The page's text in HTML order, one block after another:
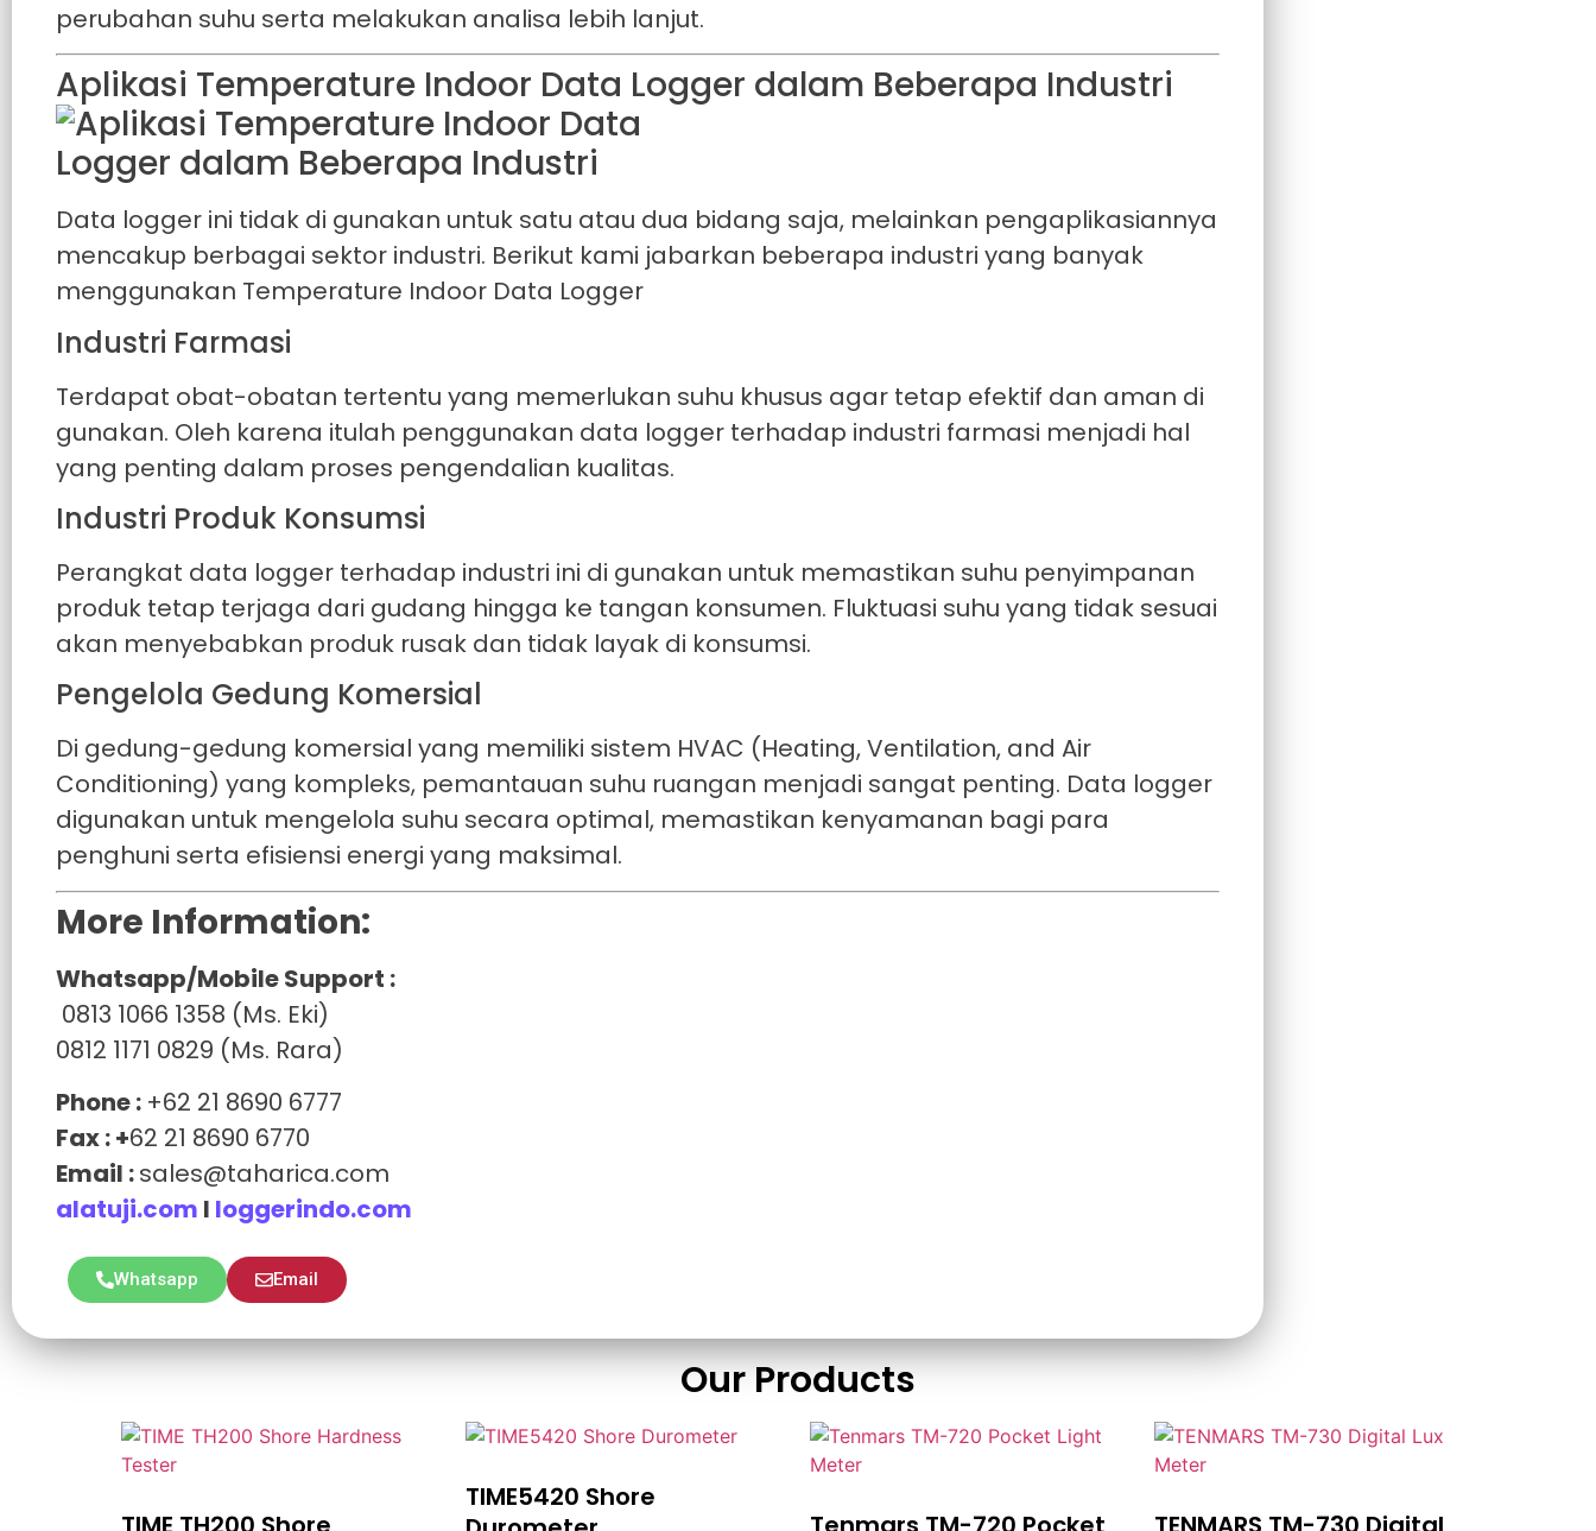
perubahan suhu serta melakukan analisa lebih lanjut.
Aplikasi Temperature Indoor Data Logger dalam Beberapa Industri
Data logger ini tidak di gunakan untuk satu atau dua bidang saja, melainkan pengaplikasiannya
mencakup berbagai sektor industri. Berikut kami jabarkan beberapa industri yang banyak
menggunakan Temperature Indoor Data Logger
Industri Farmasi
Terdapat obat-obatan tertentu yang memerlukan suhu khusus agar tetap efektif dan aman di
gunakan. Oleh karena itulah penggunakan data logger terhadap industri farmasi menjadi hal
yang penting dalam proses pengendalian kualitas.
Industri Produk Konsumsi
Perangkat data logger terhadap industri ini di gunakan untuk memastikan suhu penyimpanan
produk tetap terjaga dari gudang hingga ke tangan konsumen. Fluktuasi suhu yang tidak sesuai
akan menyebabkan produk rusak dan tidak layak di konsumsi.
Pengelola Gedung Komersial
Di gedung-gedung komersial yang memiliki sistem HVAC (Heating, Ventilation, and Air
Conditioning) yang kompleks, pemantauan suhu ruangan menjadi sangat penting. Data logger
digunakan untuk mengelola suhu secara optimal, memastikan kenyamanan bagi para
penghuni serta efisiensi energi yang maksimal.
More Information:
Whatsapp/Mobile Support :
0813 1066 1358 (Ms. Eki)
0812 1171 0829 (Ms. Rara)
Phone : +62 21 8690 6777
Fax : +62 21 8690 6770
Email :sales@taharica.com
alatuji.com I loggerindo.com
Whatsapp Email
Our Products
TIME5420 Shore